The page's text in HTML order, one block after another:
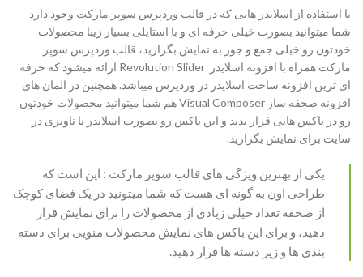
با استفاده از اسلایدر هایی که در قالب وردپرس سوپر مارکت وجود دارد
شما میتوانید بصورت خیلی حرفه ای و با استایلی بسیار زیبا محصولات
خودتون رو خیلی جمع و جور به نمایش بگزارید، قالب وردپرس سوپر
مارکت همراه با افزونه اسلایدر Revolution Slider ارائه میشود که حرفه
ای ترین افزونه ساخت اسلایدر در وردپرس میباشد. همچنین در المان های
افزونه صحفه ساز Visual Composer هم شما میتوانید محصولات خودتون
رو در باکس هایی قرار بدید و این باکس رو بصورت اسلایدر با ناوبری در
سایت برای نمایش بگزارید.
یکی از بهترین ویژگی های قالب سوپر مارکت : این است که
طراحی اون به گونه ای هست که شما میتونید در یک فضای کوچک
از صحفه تعداد خیلی زیادی از محصولات را برای نمایش قرار
دهید، و برای این باکس های نمایش محصولات منویی برای دسته
بندی ها و زیر دسته ها قرار دهید.